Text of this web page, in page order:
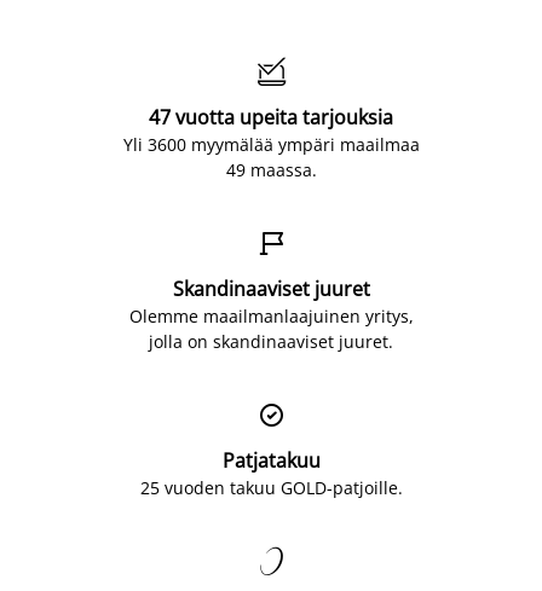

47 vuotta upeita tarjouksia
Yli 3600 myymälää ympäri maailmaa
49 maassa.

Skandinaaviset juuret
Olemme maailmanlaajuinen yritys,
jolla on skandinaaviset juuret.

Patjatakuu
25 vuoden takuu GOLD-patjoille.
